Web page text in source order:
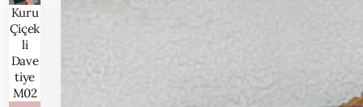
Kuru
Çiçek
li
Dave
tiye
M02